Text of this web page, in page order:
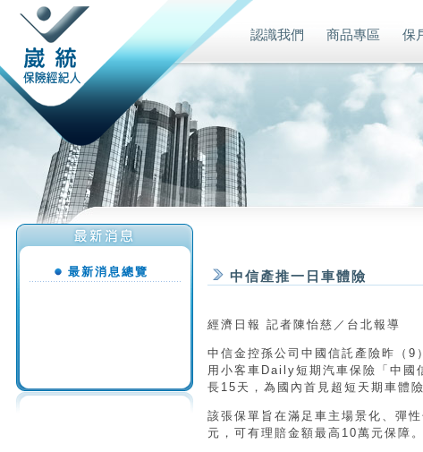
認識我們 商品專區 保
最新消息總覽 中信產推一日車體險
經濟日報 記者陳怡慈／台北報導
中信金控孫公司中國信託產險昨（9
用小客車Daily短期汽車保險「中國
長15天，為國內首見超短天期車體險
該張保單旨在滿足車主場景化、彈
元，可有理賠金額最高10萬元保障。